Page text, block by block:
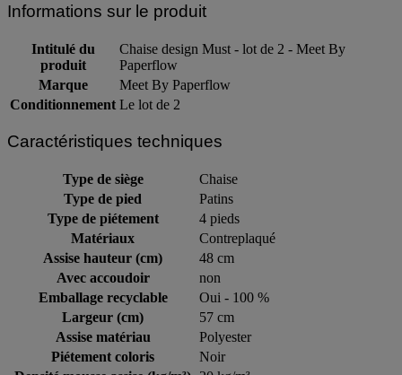
Informations sur le produit
Intitulé du
produit
Chaise design Must - lot de 2 - Meet By
Paperflow
Marque
Meet By Paperflow
Conditionnement Le lot de 2
Caractéristiques techniques
Type de siège
Chaise
Type de pied
Patins
Type de piétement
4 pieds
Matériaux
Contreplaqué
Assise hauteur (cm)
48 cm
Avec accoudoir
non
Emballage recyclable
Oui - 100 %
Largeur (cm)
57 cm
Assise matériau
Polyester
Piétement coloris
Noir